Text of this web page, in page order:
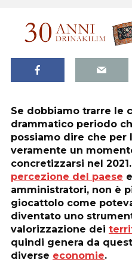
Se dobbiamo trarre le
drammatico periodo
possiamo dire che per
veramente un
concretizzarsi nel 2021.
percezione del paese
amministratori, non è
giocattolo come
diventato uno
valorizzazione dei
quindi genera da
diverse economie.